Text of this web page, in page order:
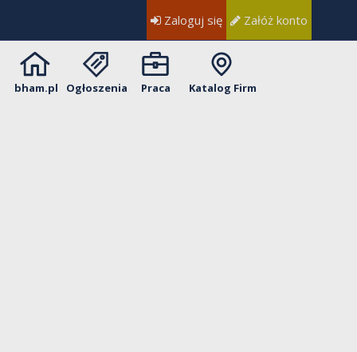
Zaloguj się Załóż konto
bham.pl Ogłoszenia Praca Katalog Firm